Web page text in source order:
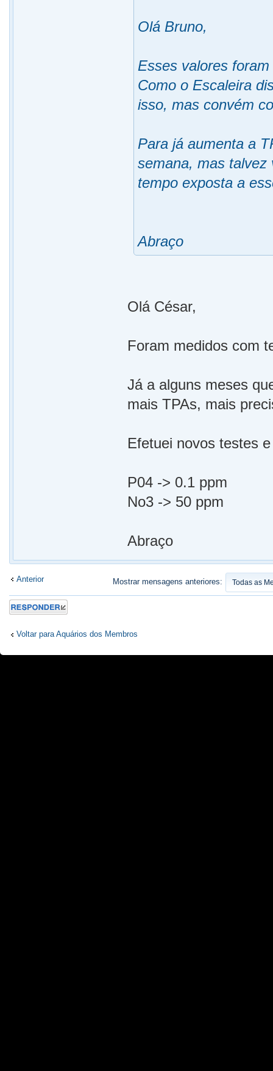
Olá Bruno,
Esses valores
Como o Escaleira
isso, mas convém
Para já aumenta a
semana, mas talvez
tempo exposta a
Abraço
Olá César,
Foram medidos com
Já a alguns meses
mais TPAs, mais
Efetuei novos testes
P04 -> 0.1 ppm
No3 -> 50 ppm
Abraço
Anterior Mostrar mensagens anteriores:
Responder
Voltar para Aquários dos Membros